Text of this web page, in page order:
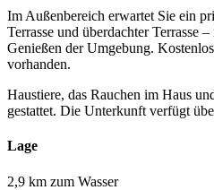
Im Außenbereich erwartet Sie ein
Terrasse und überdachter Terrasse
Genießen der Umgebung.
vorhanden.
Haustiere, das Rauchen im Haus
gestattet. Die Unterkunft verfügt
Lage
2,9 km zum Wasser